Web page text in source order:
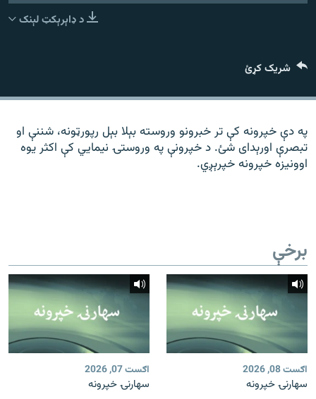
د ازادې اروپا راډیو ټولې ووبپاڼې
د ډاېرېکټ لېنک
شریک کړئ
په دې خپرونه کې تر خبرونو وروسته بېلا بېل رپورټونه، شننې او
تبصرې اورېدای شئ. د خپرونې په وروستۍ نیمايي کې اکثر یوه
اوونیزه خپرونه خپرېږي.
برخې
اګست 08, 2026
سهارنۍ خپرونه
اګست 07, 2026
سهارنۍ خپرونه